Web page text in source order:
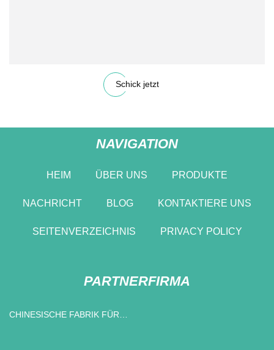
Schick jetzt
NAVIGATION
HEIM ÜBER UNS PRODUKTE
NACHRICHT BLOG KONTAKTIERE UNS
SEITENVERZEICHNIS PRIVACY POLICY
PARTNERFIRMA
CHINESISCHE FABRIK FÜR